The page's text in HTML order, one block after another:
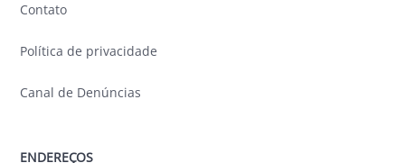
Contato
Política de privacidade
Canal de Denúncias
ENDEREÇOS